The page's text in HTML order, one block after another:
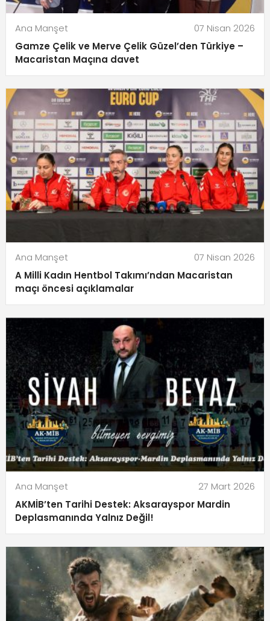
Ana Manşet
07 Nisan 2026
Gamze Çelik ve Merve Çelik Güzel’den Türkiye –
Macaristan Maçına davet
Ana Manşet
07 Nisan 2026
A Milli Kadın Hentbol Takımı’ndan Macaristan
maçı öncesi açıklamalar
Ana Manşet
27 Mart 2026
AKMİB’ten Tarihi Destek: Aksarayspor Mardin
Deplasmanında Yalnız Değil!